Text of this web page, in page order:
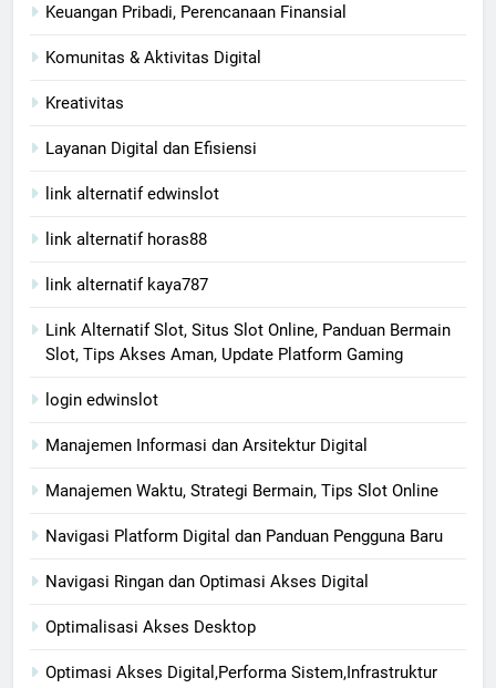
Keuangan Pribadi, Perencanaan Finansial
Komunitas & Aktivitas Digital
Kreativitas
Layanan Digital dan Efisiensi
link alternatif edwinslot
link alternatif horas88
link alternatif kaya787
Link Alternatif Slot, Situs Slot Online, Panduan Bermain
Slot, Tips Akses Aman, Update Platform Gaming
login edwinslot
Manajemen Informasi dan Arsitektur Digital
Manajemen Waktu, Strategi Bermain, Tips Slot Online
Navigasi Platform Digital dan Panduan Pengguna Baru
Navigasi Ringan dan Optimasi Akses Digital
Optimalisasi Akses Desktop
Optimasi Akses Digital,Performa Sistem,Infrastruktur